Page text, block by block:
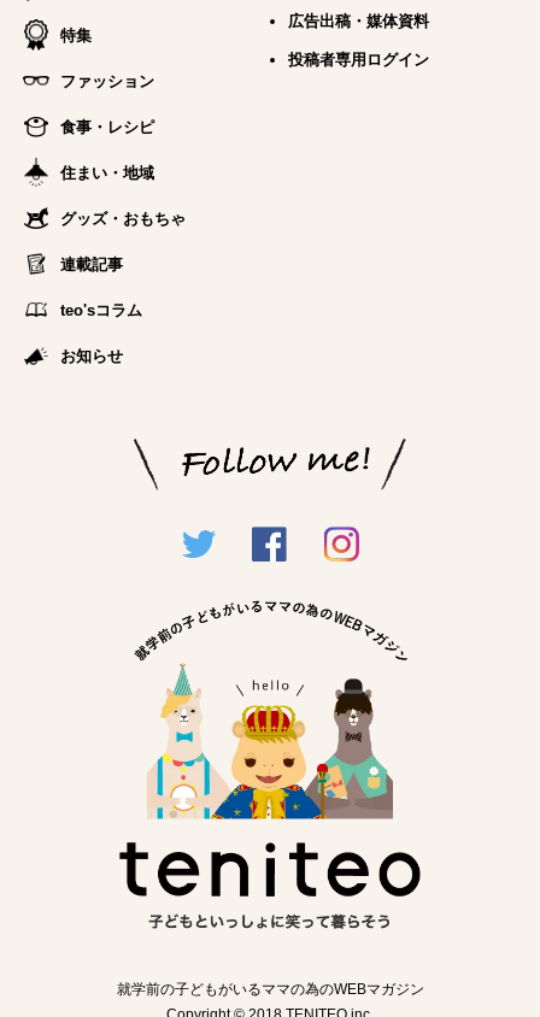
特集
ファッション
食事・レシピ
住まい・地域
グッズ・おもちゃ
連載記事
teo'sコラム
お知らせ
広告出稿・媒体資料
投稿者専用ログイン
就学前の子どもがいるママの為のWEBマガジン